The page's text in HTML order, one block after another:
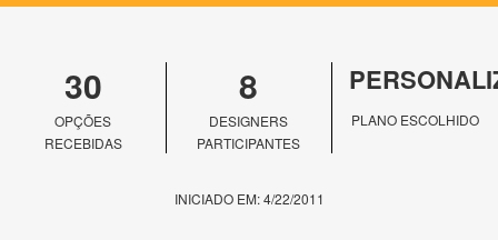
30
OPÇÕES
RECEBIDAS
8
DESIGNERS
PARTICIPANTES
PLANO ESCOLHIDO
INICIADO EM: 4/22/2011